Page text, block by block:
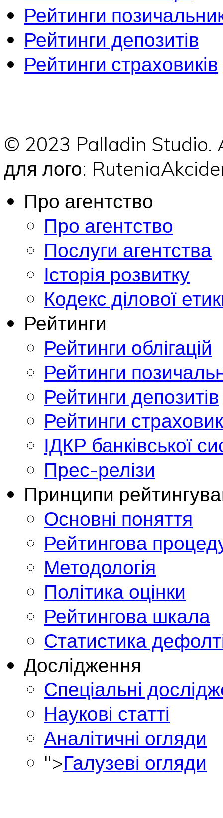
Рейтинги
Рейтинги депозитів
Рейтинги страховиків
© 2023 Palladin
для лого:
Про агентство
Про агентство
Послуги агентства
Історія розвитку
Кодекс ділової
Рейтинги
Рейтинги облігацій
Рейтинги
Рейтинги депозитів
Рейтинги
ІДКР банківської
Прес-релізи
Принципи
Основні поняття
Рейтингова
Методологія
Політика оцінки
Рейтингова шкала
Статистика
Дослідження
Спеціальні
Наукові статті
Аналітичні огляди
">Галузеві огляди